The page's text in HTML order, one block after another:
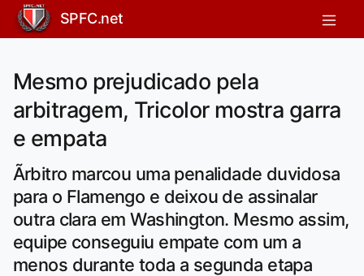
SPFC.net
Mesmo prejudicado pela
arbitragem, Tricolor mostra garra
e empata
Ãrbitro marcou uma penalidade duvidosa
para o Flamengo e deixou de assinalar
outra clara em Washington. Mesmo assim,
equipe conseguiu empate com um a
menos durante toda a segunda etapa